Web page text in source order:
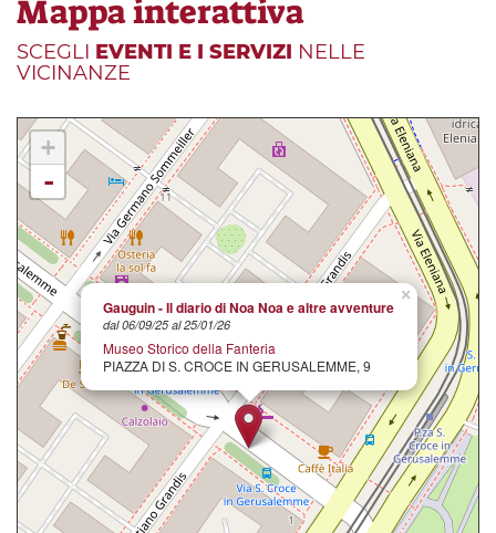
Mappa interattiva
SCEGLI EVENTI E I SERVIZI NELLE
VICINANZE
×
Gauguin - Il diario di Noa Noa e altre avventure
dal 06/09/25 al 25/01/26
Museo Storico della Fanteria
PIAZZA DI S. CROCE IN GERUSALEMME, 9
+
-